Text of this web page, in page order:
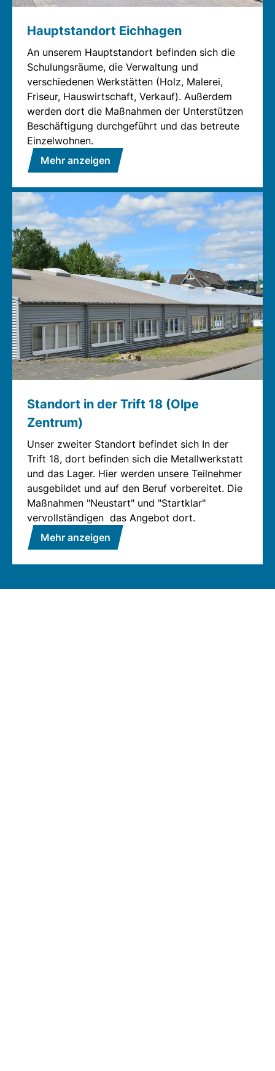
Hauptstandort Eichhagen
An unserem Hauptstandort befinden sich die
Schulungsräume, die Verwaltung und
verschiedenen Werkstätten (Holz, Malerei,
Friseur, Hauswirtschaft, Verkauf). Außerdem
werden dort die Maßnahmen der Unterstützen
Beschäftigung durchgeführt und das betreute
Einzelwohnen.
Mehr anzeigen
Standort in der Trift 18 (Olpe
Zentrum)
Unser zweiter Standort befindet sich In der
Trift 18, dort befinden sich die Metallwerkstatt
und das Lager. Hier werden unsere Teilnehmer
ausgebildet und auf den Beruf vorbereitet. Die
Maßnahmen "Neustart" und "Startklar"
vervollständigen das Angebot dort.
Mehr anzeigen